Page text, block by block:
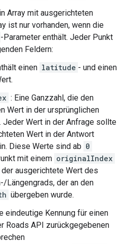
Array mit ausgerichteten
ist nur vorhanden, wenn die
-Parameter enthält. Jeder Punkt
Feldern:
einen latitude - und einen
: Eine Ganzzahl, die den
Wert in der ursprünglichen
Jeder Wert in der Anfrage sollte
Wert in der Antwort
Diese Werte sind ab 0
mit einem originalIndex
ausgerichtete Wert des
Längengrads, der an den
übergeben wurde.
eindeutige Kennung für einen
Roads API zurückgegebenen